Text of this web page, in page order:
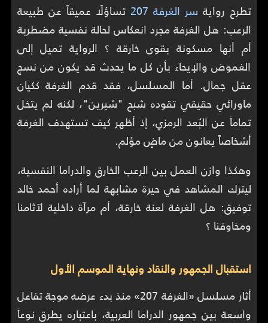
تطرح رواية سر الغرفة 207
تساؤلًا عميقاً عن طبيعة
الرعب: هل الغرفة مجرد انعكاس لحالة نفسية مضطربة
أم أنها مسكونة بقوى خارقة ؟ الرواية تميل إلى
الغموض والإيحاء بأن كل ما يحدث قد يكون من نسج
عقل جمال. أما المسلسل، فقد قدم الغرفة ككيان
ماورائي حقيقي تقوده شبح "شيرين"، لكنه لم يتخل
تماماً عن البُعد الرمزي، إذ أظهر كيف تستهدف الغرفة
أشخاصاً يعانون من ماضٍ مؤلم.
وهكذا وازن العمل بين الرعب الخارق والدراما النفسية،
ليترك المشاهد في حيرة مشابهة لما أراده أحمد خالد
توفيق: هل الغرفة لعنة خارقة، أم مرآة داخلية لآثامنا
ومخاوفنا ؟
استقبال الجمهور والنقاد ونهاية الموسم الأول
أثار مسلسل «الغرفة 207» منذ بدء عرضه موجة تفاعل
واسعة بين جمهور الدراما العربية، باعتباره يطرق نوعاً